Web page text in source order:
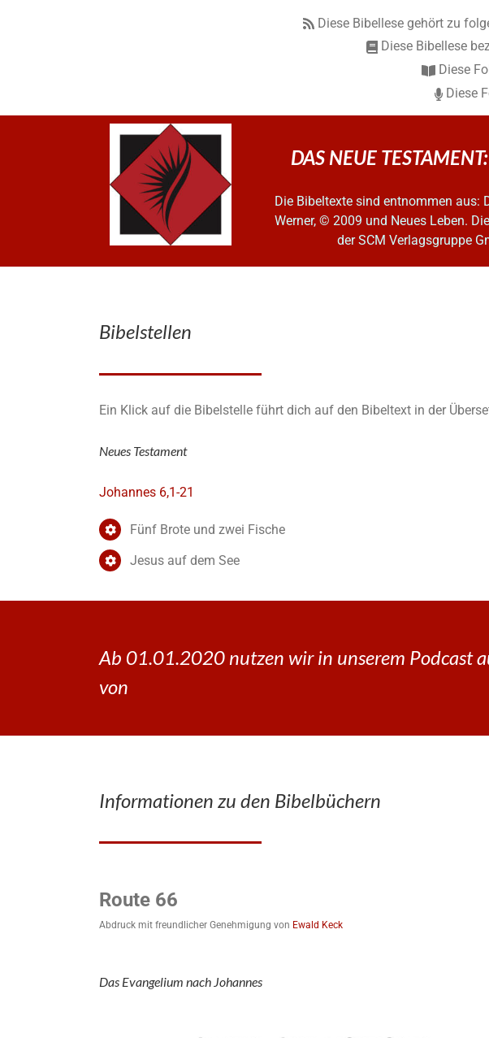
Diese Bibellese gehört zu
Diese Bibellese
Diese
Diese
DAS NEUE
Die Bibeltexte sind entnommen aus:
Werner, © 2009 und Neues Leben.
der SCM Verlagsgruppe
Bibelstellen
Ein Klick auf die Bibelstelle führt dich auf den Bibeltext in der
Neues Testament
Johannes 6,1-21
Fünf Brote und zwei Fische
Jesus auf dem See
Ab 01.01.2020 nutzen wir in unserem Podcast
von
Informationen zu den Bibelbüchern
Route 66
Abdruck mit freundlicher Genehmigung von Ewald Keck
Das Evangelium nach Johannes